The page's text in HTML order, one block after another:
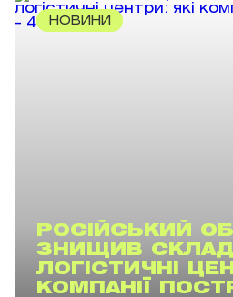
НОВИНИ
РОСІЙСЬКИЙ
ЗНИЩИВ
ЛОГІСТИЧНІ
КОМПАНІЇ